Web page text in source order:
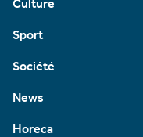
Culture
Sport
Société
News
Horeca